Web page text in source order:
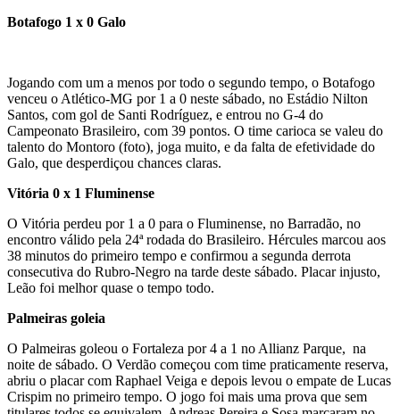
Botafogo 1 x 0 Galo
Jogando com um a menos por todo o segundo tempo, o Botafogo
venceu o Atlético-MG por 1 a 0 neste sábado, no Estádio Nilton
Santos, com gol de Santi Rodríguez, e entrou no G-4 do
Campeonato Brasileiro, com 39 pontos. O time carioca se valeu do
talento do Montoro (foto), joga muito, e da falta de efetividade do
Galo, que desperdiçou chances claras.
Vitória 0 x 1 Fluminense
O Vitória perdeu por 1 a 0 para o Fluminense, no Barradão, no
encontro válido pela 24ª rodada do Brasileiro. Hércules marcou aos
38 minutos do primeiro tempo e confirmou a segunda derrota
consecutiva do Rubro-Negro na tarde deste sábado. Placar injusto,
Leão foi melhor quase o tempo todo.
Palmeiras goleia
O Palmeiras goleou o Fortaleza por 4 a 1 no Allianz Parque, na
noite de sábado. O Verdão começou com time praticamente reserva,
abriu o placar com Raphael Veiga e depois levou o empate de Lucas
Crispim no primeiro tempo. O jogo foi mais uma prova que sem